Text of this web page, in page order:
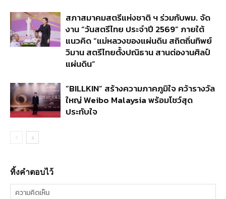
สภาสมาคมสตรีแห่งชาติ ฯ ร่วมกับพม. จัด
งาน “วันสตรีไทย ประจำปี 2569” ภายใต้
แนวคิด “แม่หลวงของแผ่นดิน สถิตถิ่นทิพย์
วิมาน สตรีไทยตั้งปณิธาน สานต่องานศิลป์
แผ่นดิน”
“BILLKIN” สร้างความภาคภูมิใจ คว้ารางวัล
ใหญ่ Weibo Malaysia พร้อมโชว์สุด
ประทับใจ
ทิ้งคำตอบไว้